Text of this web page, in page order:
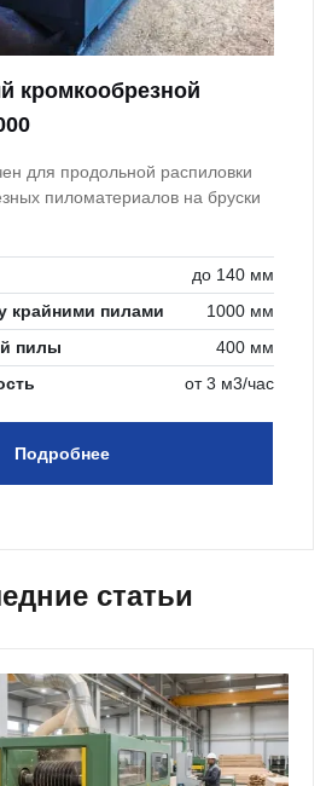
кромкообрезной
для продольной распиловки
пиломатериалов на бруски
до 140 мм
крайними пилами
1000 мм
пилы
400 мм
от 3 м3/час
Подробнее
статьи